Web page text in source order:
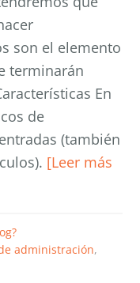
son el elemento
terminarán
En
de
(también
[Leer más
administración,